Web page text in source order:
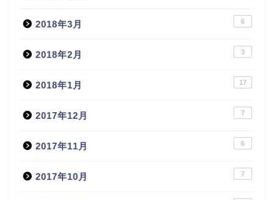
2018年3月 6
2018年2月 3
2018年1月 17
2017年12月 7
2017年11月 6
2017年10月 7